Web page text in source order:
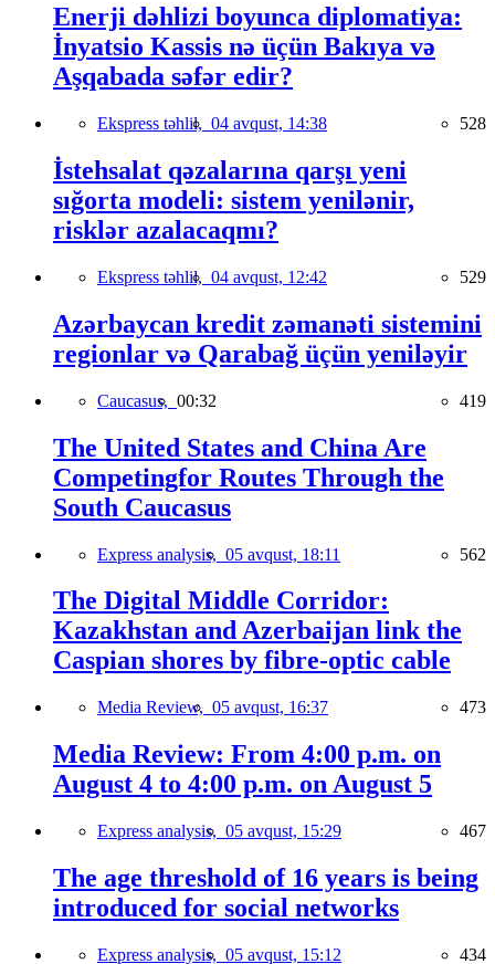
Enerji dəhlizi boyunca diplomatiya:
İnyatsio Kassis nə üçün Bakıya və
Aşqabada səfər edir?
Ekspress təhlil, 04 avqust, 14:38 528
İstehsalat qəzalarına qarşı yeni
sığorta modeli: sistem yenilənir,
risklər azalacaqmı?
Ekspress təhlil, 04 avqust, 12:42 529
Azərbaycan kredit zəmanəti sistemini
regionlar və Qarabağ üçün yeniləyir
Caucasus, 00:32 419
The United States and China Are
Competingfor Routes Through the
South Caucasus
Express analysis, 05 avqust, 18:11 562
The Digital Middle Corridor:
Kazakhstan and Azerbaijan link the
Caspian shores by fibre-optic cable
Media Review, 05 avqust, 16:37 473
Media Review: From 4:00 p.m. on
August 4 to 4:00 p.m. on August 5
Express analysis, 05 avqust, 15:29 467
The age threshold of 16 years is being
introduced for social networks
Express analysis, 05 avqust, 15:12 434